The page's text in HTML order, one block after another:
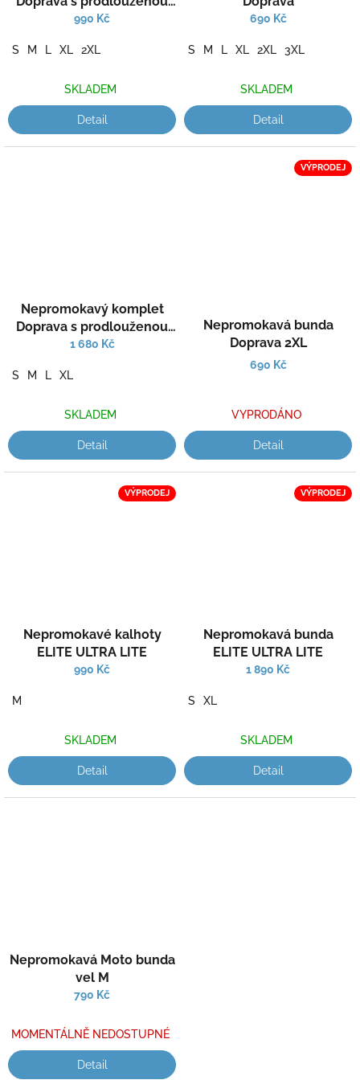
bederní částí
990 Kč
S M L XL 2XL
SKLADEM
Detail
690 Kč
S M L XL 2XL 3XL
SKLADEM
Detail
Nepromokavý komplet
Doprava s prodlouženou
bederní částí
1 680 Kč
S M L XL
SKLADEM
Detail
VÝPRODEJ
Nepromokavá bunda
Doprava 2XL
690 Kč
VYPRODÁNO
Detail
VÝPRODEJ
Nepromokavé kalhoty
ELITE ULTRA LITE
990 Kč
M
SKLADEM
Detail
VÝPRODEJ
Nepromokavá bunda
ELITE ULTRA LITE
1 890 Kč
S XL
SKLADEM
Detail
Nepromokavá Moto bunda
vel M
790 Kč
MOMENTÁLNĚ NEDOSTUPNÉ
Detail